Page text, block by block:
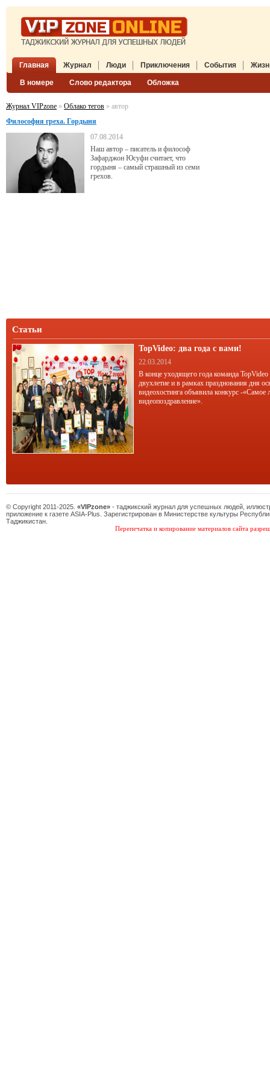
Главная Журнал
В номере Слово редактора Обложка
Люди Приключения События
Журнал VIPzone » Облако тегов » автор
Философия греха. Гордыня
07.08.2014
Наш автор – писатель и философ
Зафарджон Юсуфи считает, что
гордыня – самый страшный из семи
грехов.
Статьи
TopVideo: два года с вами!
22.03.2014
В конце уходящего года команда TopVideo
двухлетие и в рамках празднования дня
видеохостинга объявила конкурс -«Самое
видеопоздравление».
© Copyright 2011-2025. «VIPzone» - таджикский журнал для успешных людей,
приложение к газете ASIA-Plus. Зарегистрирован в Министерстве культуры
Таджикистан.
Перепечатка и копирование материалов сайта